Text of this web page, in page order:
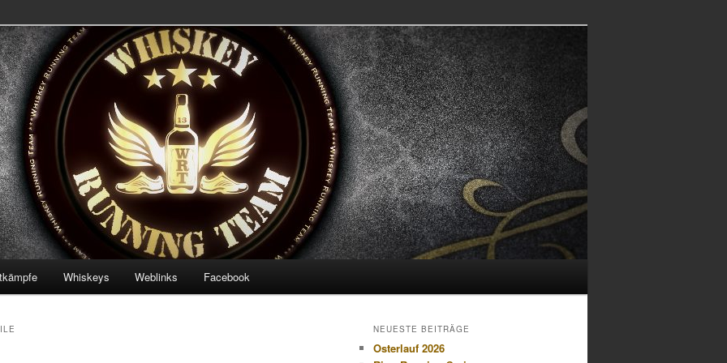
Team
Whiskeys Weblinks Facebook
NEUESTE BEITRÄGE
Osterlauf 2026